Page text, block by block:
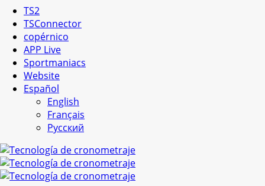
TS2
TSConnector
copérnico
APP Live
Sportmaniacs
Website
Español
English
Français
Русский